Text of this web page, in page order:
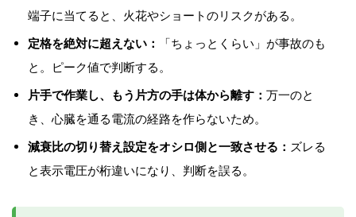
端子に当てると、火花やショートのリスクがある。
定格を絶対に超えない：
「ちょっとくらい」が事故のも
と。ピーク値で判断する。
片手で作業し、もう片方の手は体から離す： 万一のと
き、心臓を通る電流の経路を作らないため。
減衰比の切り替え設定をオシロ側と一致させる： ズレる
と表示電圧が桁違いになり、判断を誤る。